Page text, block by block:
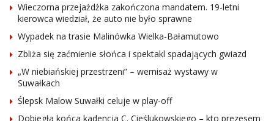
Wieczorna przejażdżka zakończona mandatem. 19-letni
kierowca wiedział, że auto nie było sprawne
Wypadek na trasie Malinówka Wielka-Bałamutowo
Zbliża się zaćmienie słońca i spektakl spadających gwiazd
„W niebiańskiej przestrzeni” – wernisaż wystawy w
Suwałkach
Ślepsk Malow Suwałki celuje w play-off
Dobiegła końca kadencja C. Cieślukowskiego – kto prezesem